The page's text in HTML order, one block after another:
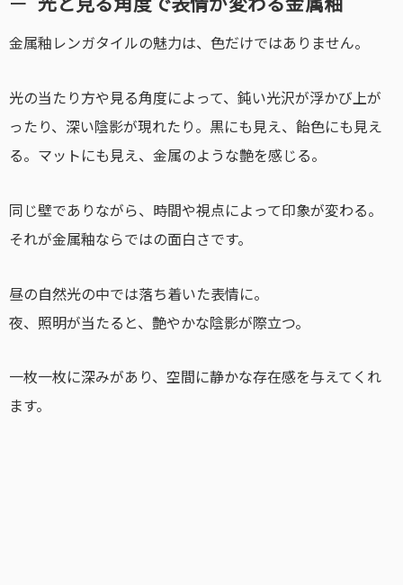
金属釉レンガタイルの魅力は、色だけではありません。
光の当たり方や見る角度によって、鈍い光沢が浮かび上が
ったり、深い陰影が現れたり。黒にも見え、飴色にも見え
る。マットにも見え、金属のような艶を感じる。
同じ壁でありながら、時間や視点によって印象が変わる。
それが金属釉ならではの面白さです。
昼の自然光の中では落ち着いた表情に。
夜、照明が当たると、艶やかな陰影が際立つ。
一枚一枚に深みがあり、空間に静かな存在感を与えてくれ
ます。